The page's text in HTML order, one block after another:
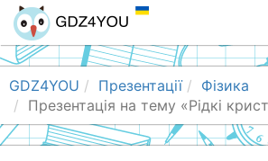
GDZ4YOU Презентації
Фізика
Презентація на тему «Рідкі